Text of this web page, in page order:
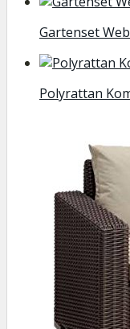
Gartenset
Polyrattan